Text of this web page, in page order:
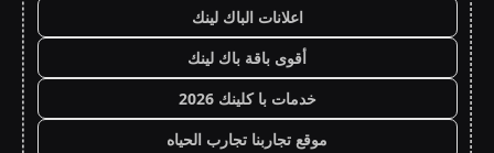
اعلانات الباك لينك
أقوى باقة باك لينك
خدمات با كلينك 2026
موقع تجاربنا تجارب الحياه